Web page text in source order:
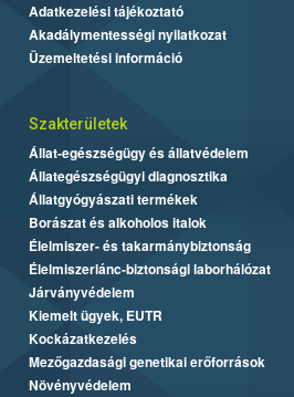
Adatkezelési tájékoztató
Akadálymentességi nyilatkozat
Üzemeltetési információ
Szakterületek
Állat-egészségügy és állatvédelem
Állategészségügyi diagnosztika
Állatgyógyászati termékek
Borászat és alkoholos italok
Élelmiszer- és takarmánybiztonság
Élelmiszerlánc-biztonsági laborhálózat
Járványvédelem
Kiemelt ügyek, EUTR
Kockázatkezelés
Mezőgazdasági genetikai erőforrások
Növényvédelem